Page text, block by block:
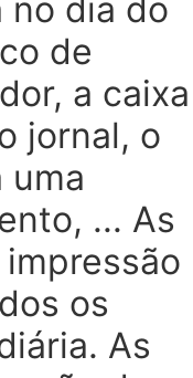
no dia do
de
a caixa
jornal, o
uma
... As
os
As